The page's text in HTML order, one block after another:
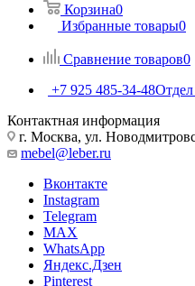
Корзина0
Избранные товары0
Сравнение товаров0
+7 925 485-34-48
Контактная информация
г. Москва, ул.
mebel@leber.ru
Вконтакте
Instagram
Telegram
MAX
WhatsApp
Яндекс.Дзен
Pinterest